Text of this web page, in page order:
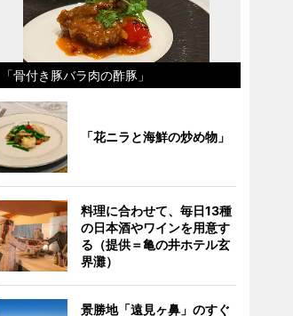
「骨付き豚バラ肉の酢豚」
「花ニラと海鮮の炒め物」
料理に合わせて、毎日13種
の日本酒やワインを用意す
る（提供＝亀の井ホテル玄
界灘）
景勝地「遠見ヶ鼻」のすぐ